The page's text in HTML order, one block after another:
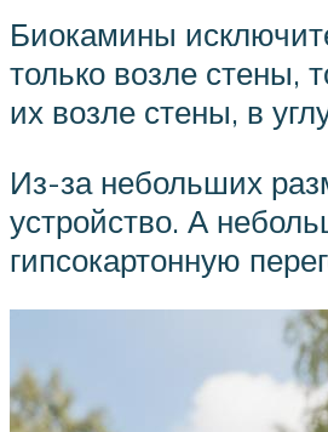
Биокамины
только возле стены,
их возле стены, в
Из-за небольших
устройство. А
гипсокартонную